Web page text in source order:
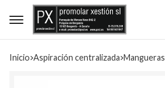
Inicio aspiración centralizada mangueras